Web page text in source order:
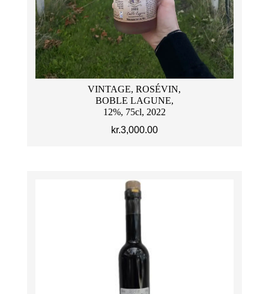
VINTAGE, ROSÉVIN,
BOBLE LAGUNE,
12%, 75cl, 2022
kr.3,000.00